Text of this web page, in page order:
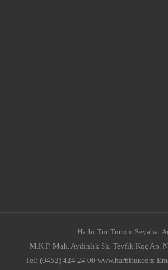
Harbi Tur Turizm Seyahat
M.K.P. Mah. Aydınlık Sk. Tevfik Koç Ap.
Tel: (0452) 424 24 00 www.harbitur.com